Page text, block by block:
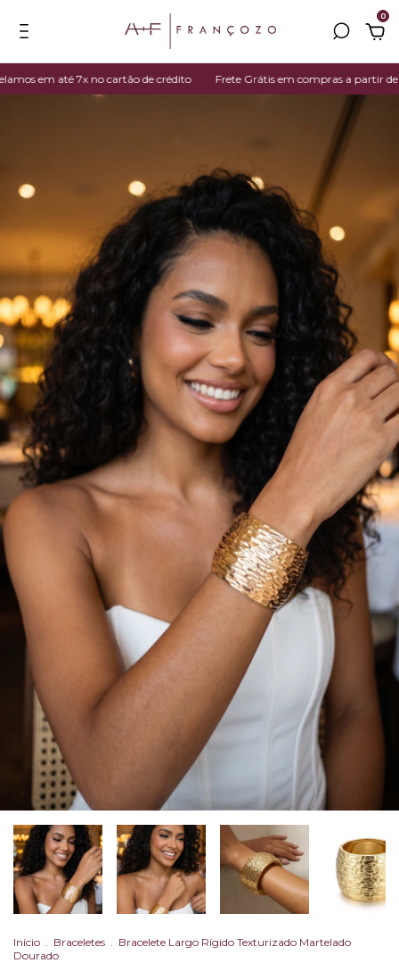
0
em até 7x no cartão de crédito Frete Grátis em compras a partir de R$
Início Braceletes
Bracelete Largo Rígido Texturizado Martelado
Dourado